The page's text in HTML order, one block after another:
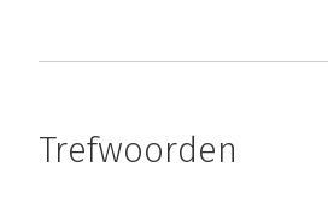
Trefwoorden